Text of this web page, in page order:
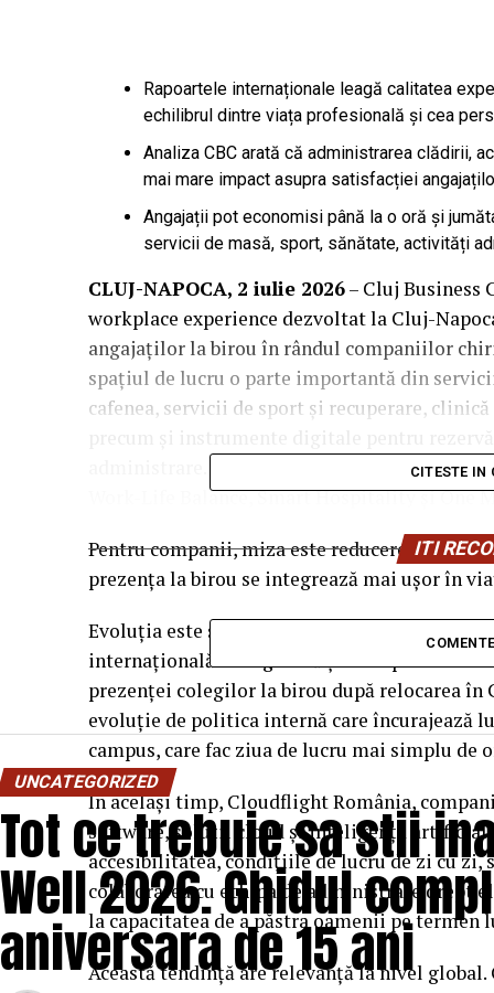
Rapoartele internaționale leagă calitatea
echilibrul dintre viața profesională și cea
Analiza CBC arată că administrarea clădirii,
mai mare impact asupra satisfacției
Angajații pot economisi până la o oră și
servicii de masă, sport, sănătate, activități
CLUJ-NAPOCA, 2 iulie 2026– Cluj Business
workplace experience dezvoltat la Cluj-
angajaților la birou în rândul companiilor
spațiul de lucru o parte importantă din
cafenea, servicii de sport și recuperare,
administrare. Totul, în acord cu strategia
Work-Life Balance, Smart Hospitality și One
Pentru companii, miza este reducerea
prezența la birou se integrează mai ușor în
Evoluția este susținută de experiența
internațională de logistică și transport
prezenței colegilor la birou după relocarea în
evoluție de politica internă care încurajează
campus, care fac ziua de lucru mai simplu de
În același timp, Cloudflight România,
software, soluții cloud și inteligență
accesibilitatea, condițiile de lucru de zi cu
colaborarea cu echipa de administrare drept
la capacitatea de a păstra oamenii pe termen
Această tendință are relevanță la nivel
CITESTE IN
ITI
UNCATEGORIZED
Tot ce trebuie sa stii
Well 2026. Ghidul
aniversara de 15 ani